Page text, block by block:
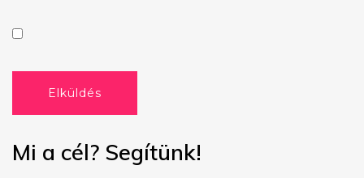
Elküldés
Mi a cél? Segítünk!